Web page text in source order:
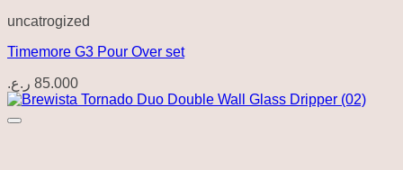
uncatrogized
Timemore G3 Pour Over set
85.000 ر.ع.